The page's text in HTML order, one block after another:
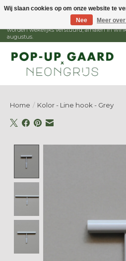
1 - 15 augustus is de winkel gesloten,
worden wekelijks verstuurd, afhalen in
augustus.
Home / Kolor - Line hook - Grey
Wij slaan cookies op om onze website te
Nee
Meer